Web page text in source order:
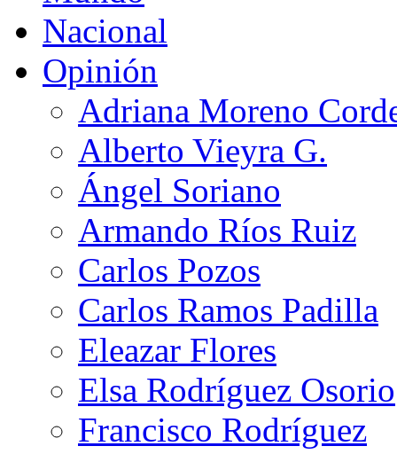
Nacional
Opinión
Adriana Moreno
Alberto Vieyra G.
Ángel Soriano
Armando Ríos Ruiz
Carlos Pozos
Carlos Ramos Padilla
Eleazar Flores
Elsa Rodríguez Osorio
Francisco Rodríguez